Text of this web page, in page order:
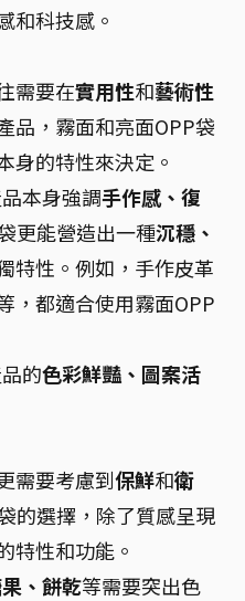
和科技感。
需要在實用性和藝術性
品，霧面和亮面OPP袋
身的特性來決定。
本身強調手作感、復
更能營造出一種沉穩、
特性。例如，手作皮革
，都適合使用霧面OPP
的色彩鮮豔、圖案活
需要考慮到保鮮和衛
的選擇，除了質感呈現
特性和功能。
、餅乾等需要突出色